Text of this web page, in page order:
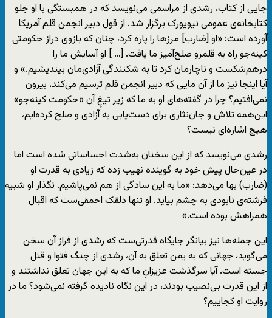
جایی از کتاب، رشدی از مراسمی می‌نویسد که در همبستگی با او جلو
کتابخانه‌ی عمومی نیویورک برگزار شد. از قول دبیر انجمن قلم آمریکا
آورده است: «او [ضارب] مرزها را پاره کرد، چنان که بازوی دراز حکومتی
کینه‌جو راه به قلمرو صلح‌آمیز ما یافت. [… ] او آسایش ما را
درهم‌شکست و ناچارمان کرد تا به شکنندگی آزادی‌مان بیندیشیم.» و
آیا اینجا نیز ما از آن مایی که دبیر انجمن قلم ترسیم می‌کند، بیرون
نمی‌افتیم؟ چرا در گفته‌های او به ما که زیر تیغِ آن «حکومت کینه‌جو»
این‌همه تلاش و جان‌نثاری‌ برای دست‌یابی به آزادی و صلح کرده‌ایم،
هیچ اشاره‌ای نیست؟
رشدی می‌نویسد که از این سخنان به‌شدت احساساتی شده است اما
در عین‌حال پیش خود به گوینده نهیب زده که زیادی به قدرت او
(ضارب) بها می‌دهد: «ما به این سادگی از هم نمی‌پاشیم. نگذار او شبیه
فرشته‌ی نابودی به چشم بیاید. او تنها دلقک احمقی‌ست که اقبال
همراهش بوده است.»
این جمله‌ها نیز بیانگر جایگاه قدرتی‌ست که رشدی از فراز آن سخن
می‌گوید، جهانی که به یمن تعلق به آن، رشدی از چنگ فتوا و قتل
جسته است. آیا سرگذشت عزیزانِ ما که به این جهان تعلق نداشتند و
از این قدرت بی‌نصیب بودند، در این نگاه نادیده گرفته نمی‌شود؟ ما در
روایت او کجاییم؟